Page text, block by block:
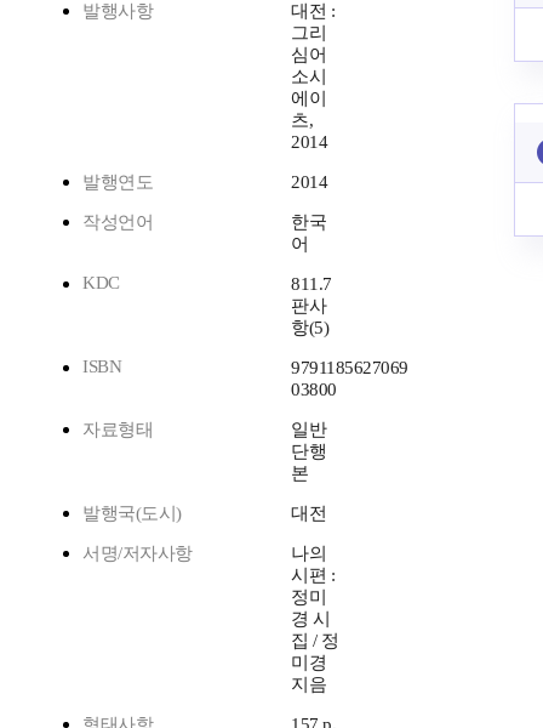
발행사항
대전 :
그리
심어
소시
에이
츠,
2014
발행연도 2014
작성언어
한국
어
KDC
811.7
판사
항(5)
ISBN
9791185627069
03800
자료형태
일반
단행
본
발행국(도시) 대전
서명/저자사항
나의
시편 :
정미
경 시
집 / 정
미경
지음